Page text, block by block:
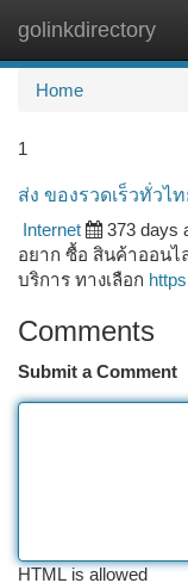
golinkdirectory
Home
1
ส่ง ของรวดเร็วทั่วไท
Internet
373 days
อยาก ซื้อ สินค้าออนไ
บริการ ทางเลือก
Comments
Submit a Comment
HTML is allowed